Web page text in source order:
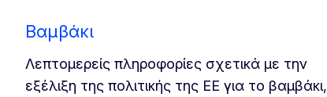
Βαμβάκι
Λεπτομερείς πληροφορίες σχετικά με την
εξέλιξη της πολιτικής της ΕΕ για το βαμβάκι,